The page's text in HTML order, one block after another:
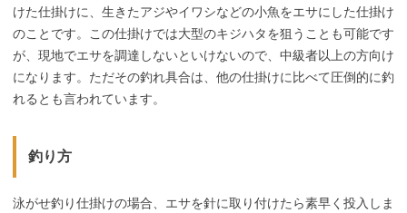
けた仕掛けに、生きたアジやイワシなどの小魚をエサにした仕掛け
のことです。この仕掛けでは大型のキジハタを狙うことも可能です
が、現地でエサを調達しないといけないので、中級者以上の方向け
になります。ただその釣れ具合は、他の仕掛けに比べて圧倒的に釣
れるとも言われています。
釣り方
泳がせ釣り仕掛けの場合、エサを針に取り付けたら素早く投入しま